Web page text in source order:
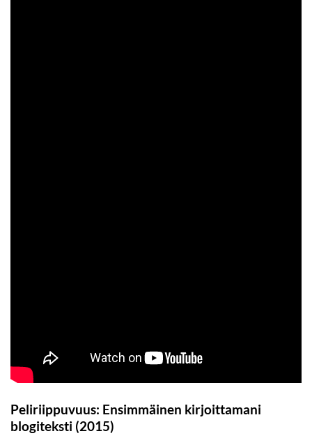
Peliriippuvuus: Ensimmäinen kirjoittamani
blogiteksti (2015)